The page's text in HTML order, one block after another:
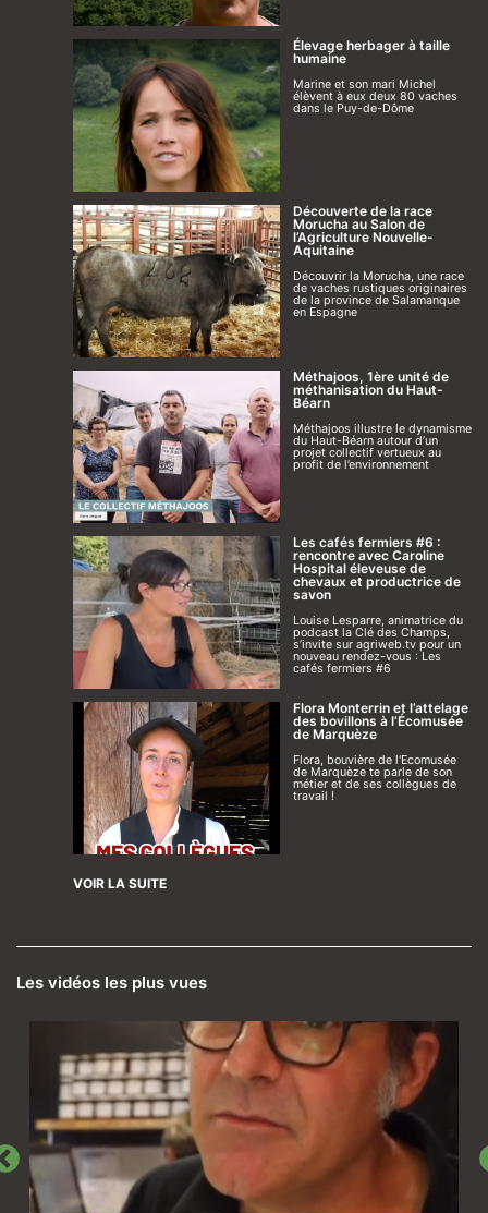
Élevage herbager à taille
humaine
Marine et son mari Michel
élèvent à eux deux 80 vaches
dans le Puy-de-Dôme
Découverte de la race
Morucha au Salon de
l’Agriculture Nouvelle-
Aquitaine
Découvrir la Morucha, une race
de vaches rustiques originaires
de la province de Salamanque
en Espagne
Méthajoos, 1ère unité de
méthanisation du Haut-
Béarn
Méthajoos illustre le dynamisme
du Haut-Béarn autour d’un
projet collectif vertueux au
profit de l’environnement
Les cafés fermiers #6 :
rencontre avec Caroline
Hospital éleveuse de
chevaux et productrice de
savon
Louise Lesparre, animatrice du
podcast la Clé des Champs,
s’invite sur agriweb.tv pour un
nouveau rendez-vous : Les
cafés fermiers #6
Flora Monterrin et l’attelage
des bovillons à l’Écomusée
de Marquèze
Flora, bouvière de l'Ecomusée
de Marquèze te parle de son
métier et de ses collègues de
travail !
VOIR LA SUITE
Les vidéos les plus vues